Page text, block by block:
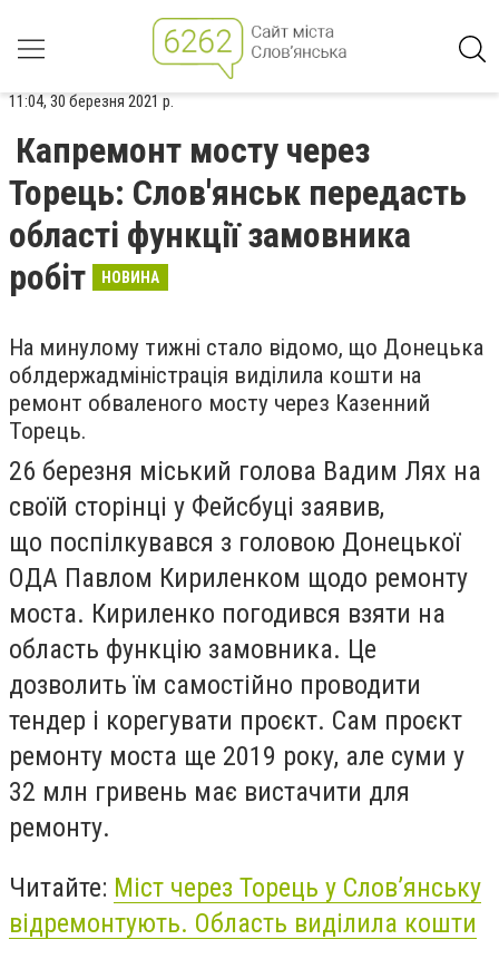
11:04, 30 березня 2021 р.
Капремонт мосту через
Торець: Слов'янськ передасть
області функції замовника
робіт
НОВИНА
На минулому тижні стало відомо, що Донецька
облдержадміністрація виділила кошти на
ремонт обваленого мосту через Казенний
Торець.
26 березня міський голова Вадим Лях на
своїй сторінці у Фейсбуці заявив,
що поспілкувався з головою Донецької
ОДА Павлом Кириленком щодо ремонту
моста. Кириленко погодився взяти на
область функцію замовника. Це
дозволить їм самостійно проводити
тендер і корегувати проєкт. Сам проєкт
ремонту моста ще 2019 року, але суми у
32 млн гривень має вистачити для
ремонту.
Читайте: Міст через Торець у Слов’янську
відремонтують. Область виділила кошти